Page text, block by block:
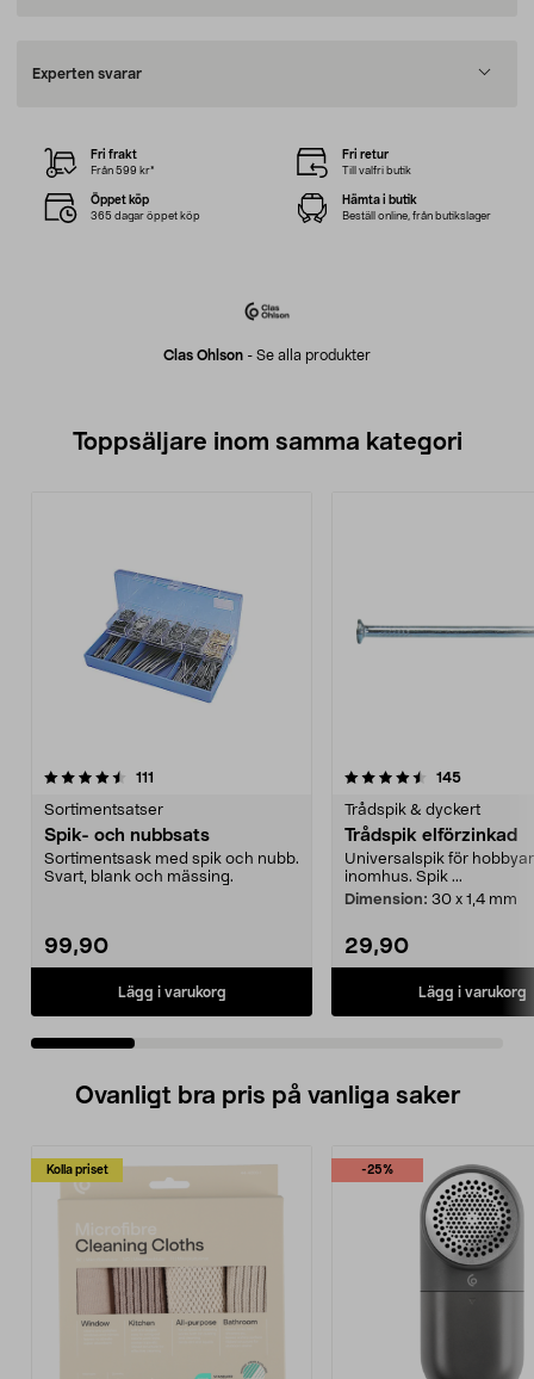
Experten svarar
Clas Ohlson - Se alla produkter
Fri frakt
Från 599 kr*
Fri retur
Till valfri butik
Öppet köp
365 dagar öppet köp
Hämta i butik
Beställ online, från butikslager
Toppsäljare inom samma kategori
111
Sortimentsatser
Spik- och nubbsats
Sortimentsask med spik och nubb.
Svart, blank och mässing.
99,90
Lägg i varukorg
4.5 av 5 stjärnor 145
Trådspik & dyckert
Trådspik elförzinkad
Universalspik för
inomhus. Spik ...
Dimension: 30 x 1,4 mm
29,90
Lägg i varukorg
4.5 av 5 stjärnor
Ovanligt bra pris på vanliga saker
Kolla priset -25%